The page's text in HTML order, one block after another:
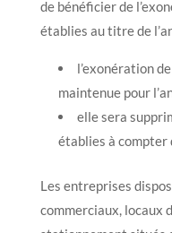
de bénéficier de
établies au titre de
l’exonération
maintenue pour
elle sera
établies à compter
Les entreprises
commerciaux, locaux